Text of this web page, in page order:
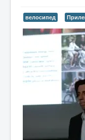
велосипед